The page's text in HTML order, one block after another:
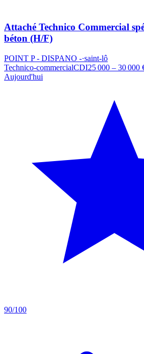
Attaché Technico Commercial
béton (H/F)
POINT P - DISPANO -·saint-lô
Technico-commercialCDI25 000 – 30 000
Aujourd'hui
90/100